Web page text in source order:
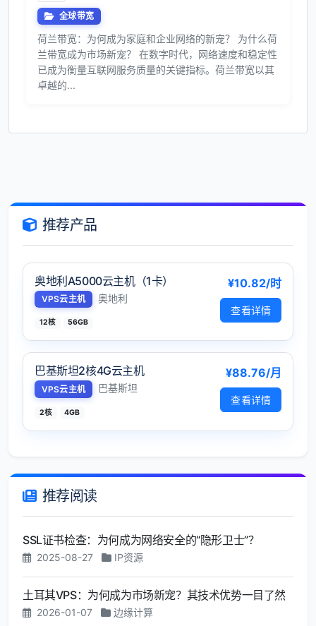
全球带宽
荷兰带宽：为何成为家庭和企业网络的新宠？ 为什么荷
兰带宽成为市场新宠？ 在数字时代，网络速度和稳定性
已成为衡量互联网服务质量的关键指标。荷兰带宽以其
卓越的...
推荐产品
奥地利A5000云主机（1卡）
VPS云主机 奥地利
12核 56GB
¥10.82/时
查看详情
巴基斯坦2核4G云主机
VPS云主机 巴基斯坦
2核 4GB
¥88.76/月
查看详情
推荐阅读
SSL证书检查：为何成为网络安全的“隐形卫士”？
2025-08-27 IP资源
土耳其VPS：为何成为市场新宠？其技术优势一目了然
2026-01-07 边缘计算